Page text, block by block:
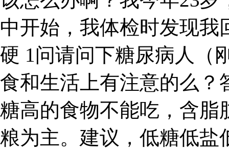
中开始，我体检时发现我
硬 1问请问下糖尿病人（
食和生活上有注意的么？
糖高的食物不能吃，含脂
粮为主。建议，低糖低盐